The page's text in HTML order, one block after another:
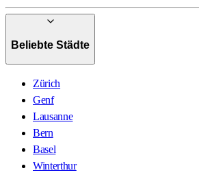
Beliebte Städte
Zürich
Genf
Lausanne
Bern
Basel
Winterthur